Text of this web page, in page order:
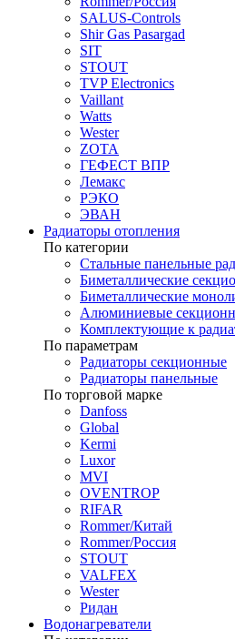
SALUS-Controls
Shir Gas Pasargad
SIT
STOUT
TVP Electronics
Vaillant
Watts
Wester
ZOTA
ГЕФЕСТ ВПР
Лемакс
РЭКО
ЭВАН
Радиаторы отопления
По категории
Стальные панельные
Биметаллические
Биметаллические
Алюминиевые
Комплектующие к
По параметрам
Радиаторы секционные
Радиаторы панельные
По торговой марке
Danfoss
Global
Kermi
Luxor
MVI
OVENTROP
RIFAR​
Rommer/Китай
Rommer/Россия
STOUT
VALFEX
Wester
Ридан
Водонагреватели